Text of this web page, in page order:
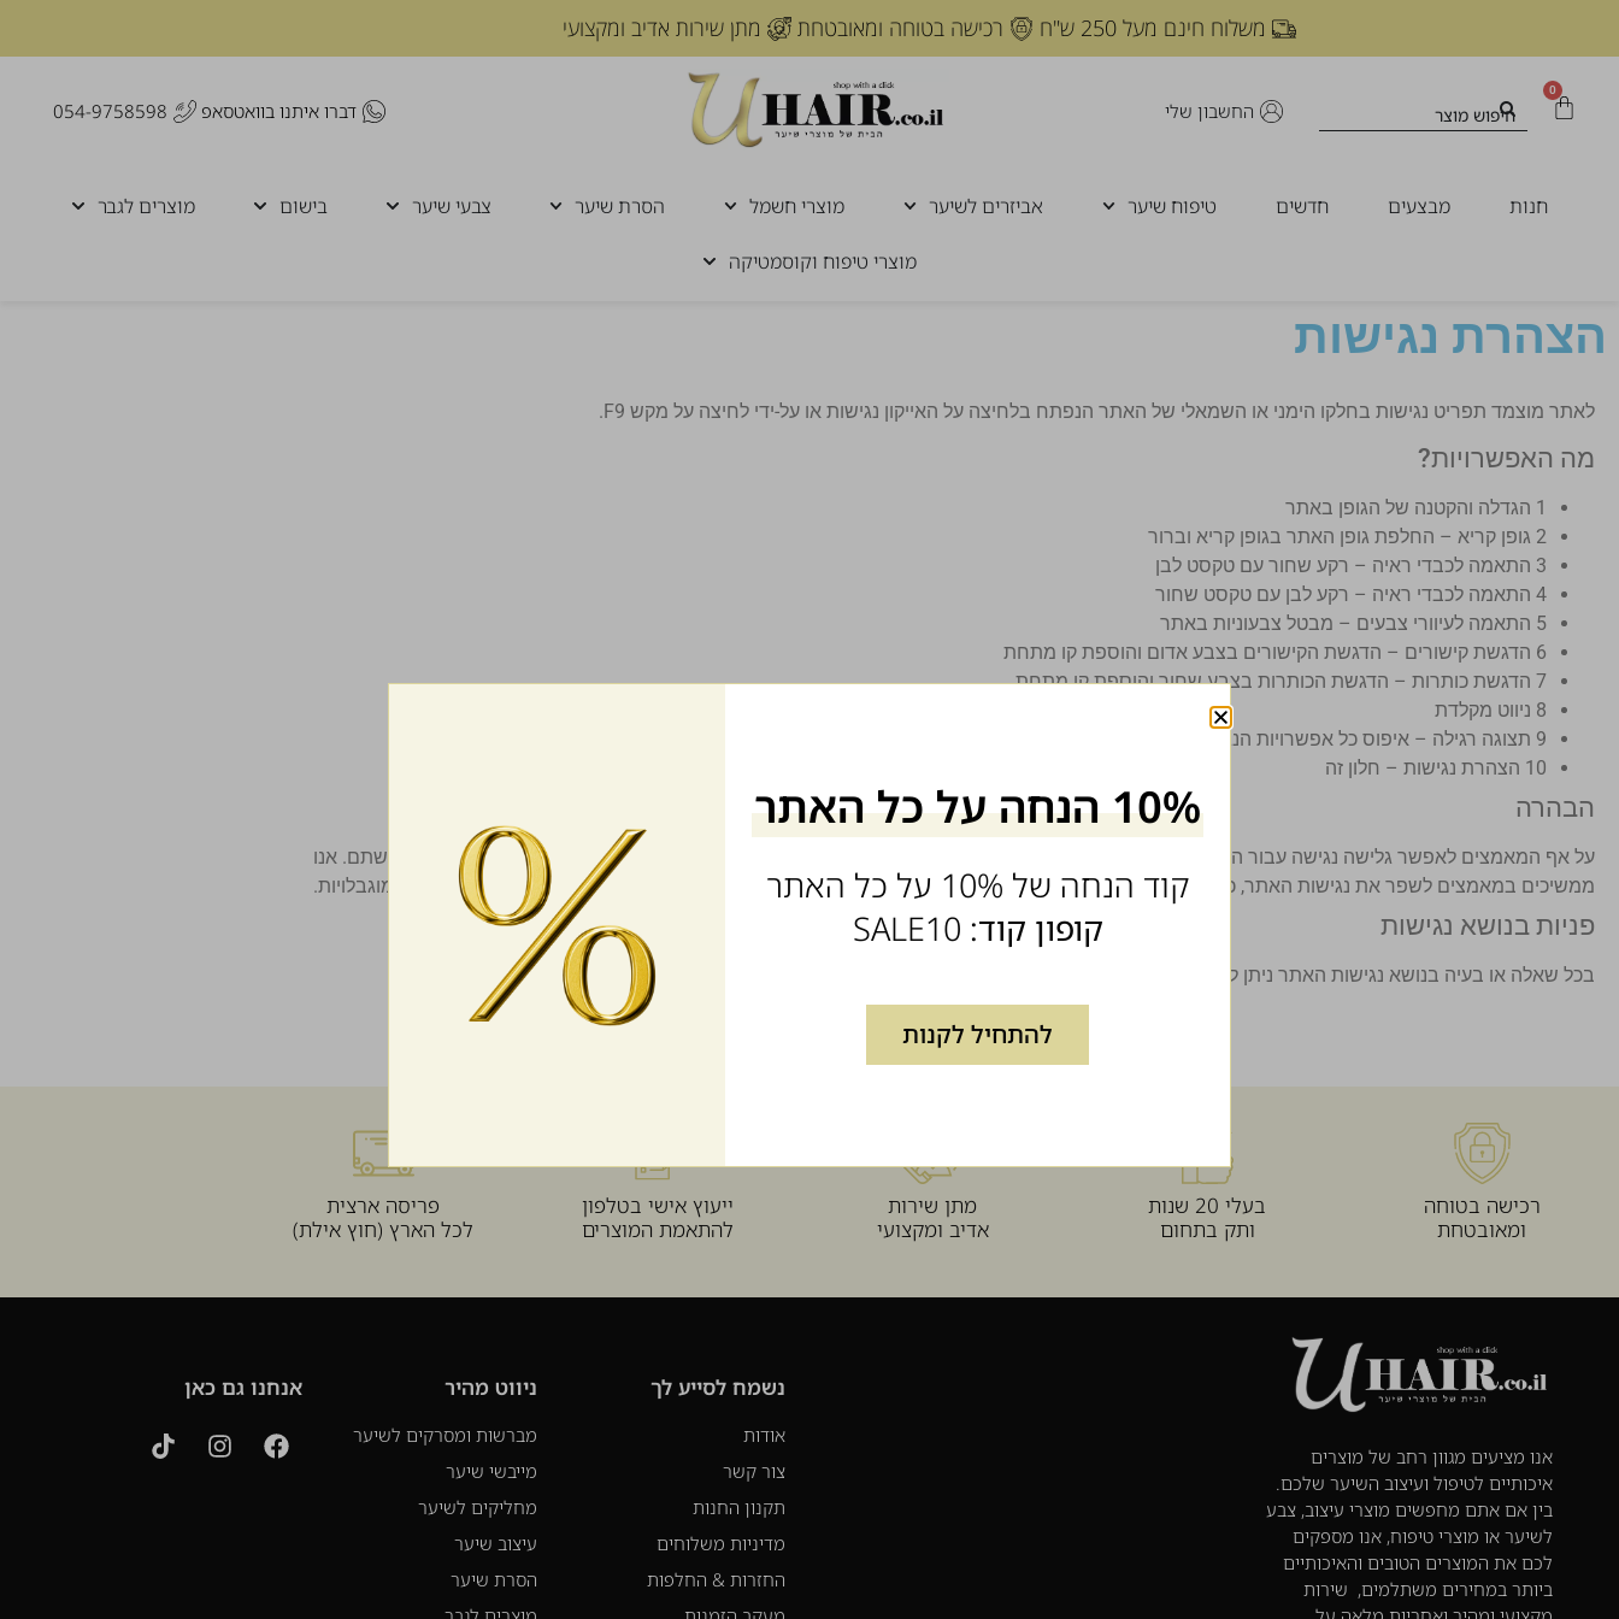
משלוח חינם מעל 250 ש"ח רכישה בטוחה ומאובטחת מתן שירות אדיב ומקצועי
0
החשבון שלי דברו איתנו בוואטסאפ 054-9758598
חנות מבצעים חדשים טיפוח שיער אביזרים לשיער מוצרי חשמל הסרת שיער צבעי שיער בישום מוצרים לגבר
מוצרי טיפוח וקוסמטיקה
הצהרת נגישות
לאתר מוצמד תפריט נגישות בחלקו הימני או השמאלי של האתר הנפתח בלחיצה על האייקון נגישות או על-ידי לחיצה על מקש F9.
מה האפשרויות?
1 הגדלה והקטנה של הגופן באתר
2 גופן קריא – החלפת גופן האתר בגופן קריא וברור
3 התאמה לכבדי ראיה – רקע שחור עם טקסט לבן
4 התאמה לכבדי ראיה – רקע לבן עם טקסט שחור
5 התאמה לעיוורי צבעים – מבטל צבעוניות באתר
6 הדגשת קישורים – הדגשת הקישורים בצבע אדום והוספת קו מתחת
7 הדגשת כותרות – הדגשת הכותרות בצבע שחור והוספת קו מתחת
8 ניווט מקלדת
9 תצוגה רגילה – איפוס כל אפשרויות הנגישות באתר וגלישה במצב רגיל
10 הצהרת נגישות – חלון זה
הבהרה
על אף המאמצים לאפשר גלישה נגישה עבור הדפים באתר זה, יתכן ויתגלו דפים באתר שטרם הונגשו במלואם , או שטרם נמצא פתרון טכנולוגי מתאים להנגשתם. אנו
ממשיכים במאמצים לשפר את נגישות האתר, ככל האפשר , וזאת מתוך אמונה ומחויבות מוסרית לאפשר שימוש באתר לכלל האוכלוסייה לרבות אנשים עם מוגבלויות.
פניות בנושא נגישות
בכל שאלה או בעיה בנושא נגישות האתר ניתן לפנות ישירות לרכז הנגישות דרך טופס הצור קשר באתרנו.
רכישה בטוחה
ומאובטחת
בעלי 20 שנות
ותק בתחום
מתן שירות
אדיב ומקצועי
ייעוץ אישי בטלפון
להתאמת המוצרים
פריסה ארצית
לכל הארץ (חוץ אילת)
אנו מציעים מגוון רחב של מוצרים
איכותיים לטיפול ועיצוב השיער שלכם.
בין אם אתם מחפשים מוצרי עיצוב, צבע
לשיער או מוצרי טיפוח, אנו מספקים
לכם את המוצרים הטובים והאיכותיים
ביותר במחירים משתלמים, שירות
נשמח לסייע לך
אודות
צור קשר
תקנון החנות
מדיניות משלוחים
החזרות & החלפות
ניווט מהיר
מברשות ומסרקים לשיער
מייבשי שיער
מחליקים לשיער
עיצוב שיער
הסרת שיער
אנחנו גם כאן
10% הנחה על כל האתר
קוד הנחה של 10% על כל האתר
קופון קוד:
להתחיל לקנות